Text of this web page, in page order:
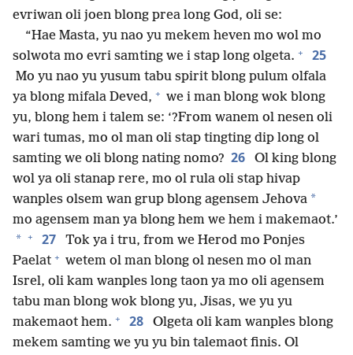
evriwan oli joen blong prea long God, oli se:
“Hae Masta, yu nao yu mekem heven mo wol mo
solwota mo evri samting we i stap long olgeta. + 25
Mo yu nao yu yusum tabu spirit blong pulum olfala
ya blong mifala Deved, + we i man blong wok blong
yu, blong hem i talem se: ‘?From wanem ol nesen oli
wari tumas, mo ol man oli stap tingting dip long ol
samting we oli blong nating nomo? 26
Ol king blong
wol ya oli stanap rere, mo ol rula oli stap hivap
wanples olsem wan grup blong agensem Jehova *
mo agensem man ya blong hem we hem i makemaot.’
* + 27
Tok ya i tru, from we Herod mo Ponjes
Paelat + wetem ol man blong ol nesen mo ol man
Isrel, oli kam wanples long taon ya mo oli agensem
tabu man blong wok blong yu, Jisas, we yu yu
makemaot hem. + 28
Olgeta oli kam wanples blong
mekem samting we yu yu bin talemaot finis. Ol